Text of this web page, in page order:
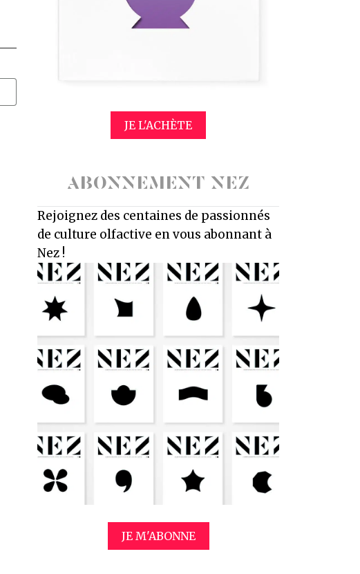
JE L'ACHÈTE
ABONNEMENT NEZ
Rejoignez des centaines de passionnés
de culture olfactive en vous abonnant à
Nez !
JE M'ABONNE